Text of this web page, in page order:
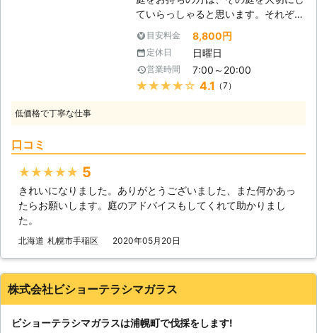
ていらっしゃると思います。それぞれ
木花に愛情を注いであげていることか
と思います。しかし、だからこそ時に
処分を検討しないといけない時がある
のです。庭木が思った以上に育ちすぎ
てしまい、自分では処理できなくなっ
と不必要に枝が育ち、病気や害虫発生
の原因となってしまうでしょう。そう
せいで悪化してしまう危険性があるの
ません。その作業が伐採です。つまり
は庭木を切り倒す作業のことを言いま
のためには切った方が良い時があるの
目安料金 8,800円
定休日 日曜日
営業時間 7:00～20:00
★★★★★ 4.1 （7）
低価格で丁寧な仕事
口コミ
★★★★★ 5
きれいになりました。ありがとうございました、また何かあっ
たらお願いします。庭のアドバイスもしてくれて助かりまし
た。
北海道 札幌市手稲区 2020年05月20日
株式会社ビショーテラシマガラス
ビショーテラシマガラスは浦幌町で伐採をします!